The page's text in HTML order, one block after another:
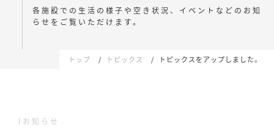
各施設での生活の様子や空き状況、イベントなどの お知
らせをご覧いただけます。
トップ トピックス トピックスをアップしました。
お知らせ